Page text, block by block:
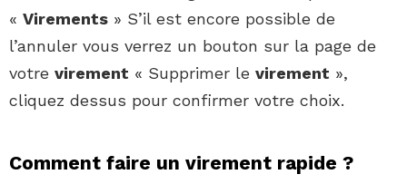
« Virements » S’il est encore possible de
l’annuler vous verrez un bouton sur la page de
votre virement « Supprimer le virement »,
cliquez dessus pour confirmer votre choix.
Comment faire un virement rapide ?